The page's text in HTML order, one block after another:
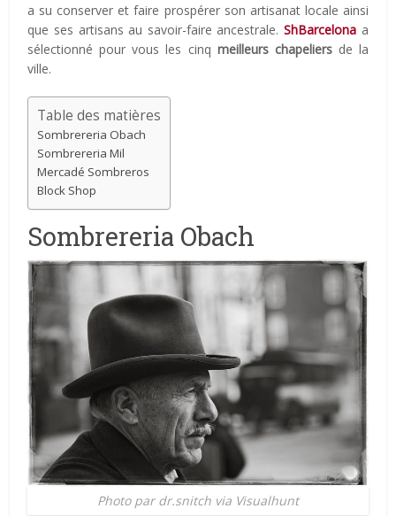
a su conserver et faire prospérer son artisanat locale ainsi
que ses artisans au savoir-faire ancestrale.ShBarcelona a
sélectionné pour vous les cinq meilleurs chapeliersde la
ville.
Table des matières
Sombrereria Obach
Sombrereria Mil
Mercadé Sombreros
Block Shop
Sombrereria Obach
Photo par dr.snitch via Visualhunt